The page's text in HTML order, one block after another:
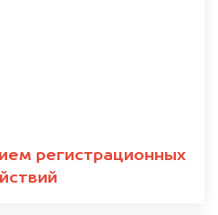
регистрационных